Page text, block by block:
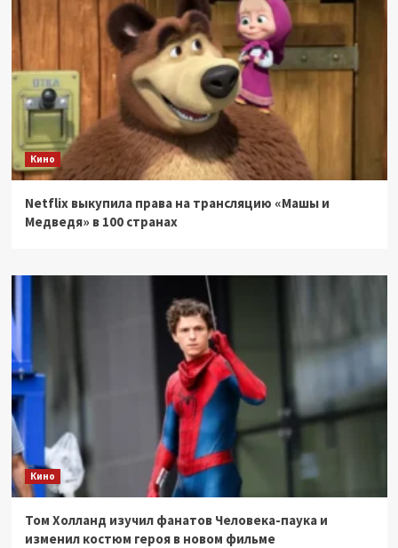
Кино
Netflix выкупила права на трансляцию «Машы и
Медведя» в 100 странах
Кино
Том Холланд изучил фанатов Человека-паука и
изменил костюм героя в новом фильме